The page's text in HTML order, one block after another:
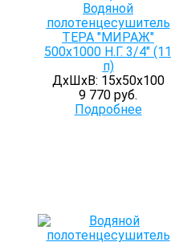
Водяной
полотенцесушитель
ТЕРА "МИРАЖ"
500х1000 Н.Г. 3/4" (11
п)
ДхШхВ: 15х50х100
9 770 руб.
Подробнее